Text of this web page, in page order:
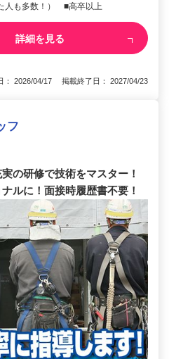
人も多数！） ■高卒以上
詳細を見る
： 2026/04/17 掲載終了日： 2027/04/23
フ
の研修で技術をマスター！
ルに！面接時履歴書不要！